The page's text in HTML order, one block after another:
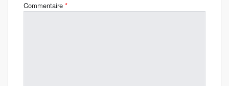
Commentaire *